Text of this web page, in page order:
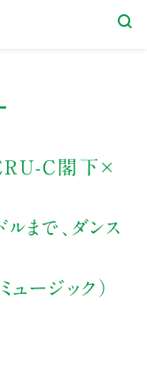
C閣下×
ルまで、ダンス
ュージック）